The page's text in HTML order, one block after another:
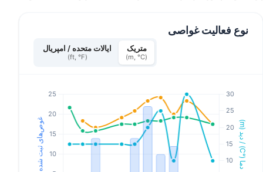
نوع فعالیت غواصی
متریک
(m, °C)
ایالات متحده / امپریال
(ft, °F)